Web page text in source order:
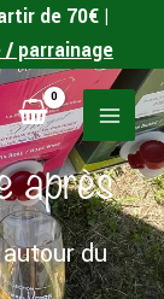
de 70€ |
parrainage
après
du